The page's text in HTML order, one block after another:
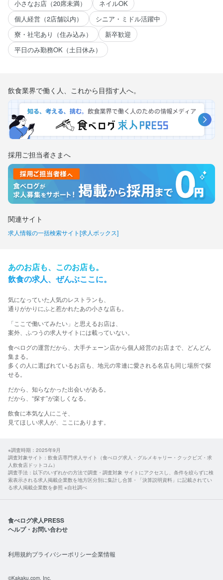
小さなお店（20席未満）
ネイルOK
個人経営（2店舗以内）
シニア・ミドル活躍中
寮・社宅あり（住み込み）
新卒歓迎
平日のみ勤務OK（土日休み）
飲食業界で働く人、これから目指す人へ。
採用ご担当者さまへ
関連サイト
求人情報の一括検索サイト[求人ボックス]
あの​お店も、​この​お店も。​
飲食の​求人、​ぜんぶ​ここに。​
気に​なっていた​人気の​レストランも、
​通りが​かりに​ふと​惹かれた​あの​小さな​店も。​
​「ここで​働いてみたい」と​思える​お店は、​
案外、​ふつうの​求人サイトには​載っていない。​
食べログの運営だから、大手チェーン店から個人経営のお店まで、どんどん
集まる。
多くの人に選ばれているお店も、地元の常連に愛される名店も同じ場所で探
せる。​
だから、​知らなかった​出会いが​ある。
​だから、​“探す”が​楽しくなる。​
飲食に​本気な​人に​こそ、​
見て​ほしい​求人が、​ここに​あります。​
※調査時期：2025年9月
調査対象サイト：飲食店専門求人サイト（食べログ求人・グルメキャリー・クックビズ・求
人飲食店ドットコム）
調査手法：以下のいずれかの方法で調査・調査対象 サイトにアクセスし、条件を絞らずに検
索表示される求人掲載企業数を地方区分別に集計し合算・「決算説明資料」に記載されてい
る求人掲載企業数を参照 ※自社調べ
食べログ求人PRESS
ヘルプ・お問い合わせ
利用規約プライバシーポリシー企業情報
©Kakaku.com, Inc.